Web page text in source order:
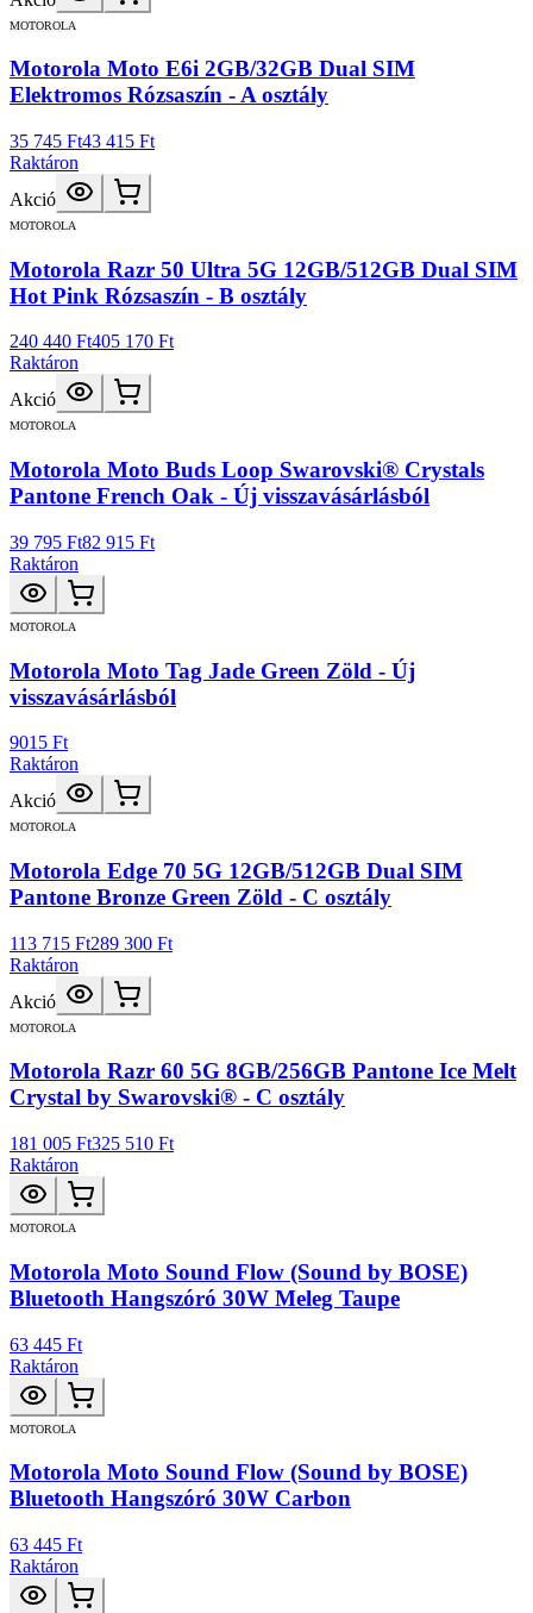
MOTOROLA
Motorola Moto E6i 2GB/32GB Dual SIM
Elektromos Rózsaszín - A osztály
35 745 Ft43 415 Ft
Raktáron
Akció
MOTOROLA
Motorola Razr 50 Ultra 5G 12GB/512GB Dual SIM
Hot Pink Rózsaszín - B osztály
240 440 Ft405 170 Ft
Raktáron
Akció
MOTOROLA
Motorola Moto Buds Loop Swarovski® Crystals
Pantone French Oak - Új visszavásárlásból
39 795 Ft82 915 Ft
Raktáron
MOTOROLA
Motorola Moto Tag Jade Green Zöld - Új
visszavásárlásból
9015 Ft
Raktáron
Akció
MOTOROLA
Motorola Edge 70 5G 12GB/512GB Dual SIM
Pantone Bronze Green Zöld - C osztály
113 715 Ft289 300 Ft
Raktáron
Akció
MOTOROLA
Motorola Razr 60 5G 8GB/256GB Pantone Ice Melt
Crystal by Swarovski® - C osztály
181 005 Ft325 510 Ft
Raktáron
MOTOROLA
Motorola Moto Sound Flow (Sound by BOSE)
Bluetooth Hangszóró 30W Meleg Taupe
63 445 Ft
Raktáron
MOTOROLA
Motorola Moto Sound Flow (Sound by BOSE)
Bluetooth Hangszóró 30W Carbon
63 445 Ft
Raktáron